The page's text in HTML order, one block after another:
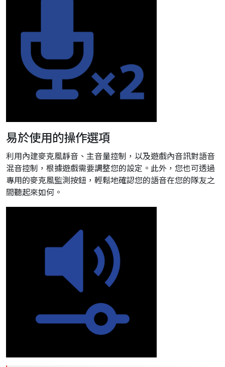
易於使用的操作選項
利用內建麥克風靜音、主音量控制，以及遊戲內音訊對語音
混音控制，根據遊戲需要調整您的設定。此外，您也可透過
專用的麥克風監測按鈕，輕鬆地確認您的語音在您的隊友之
間聽起來如何。